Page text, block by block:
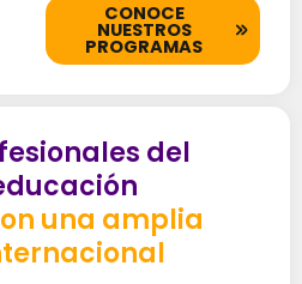
CONOCE
NUESTROS
PROGRAMAS
del
una amplia